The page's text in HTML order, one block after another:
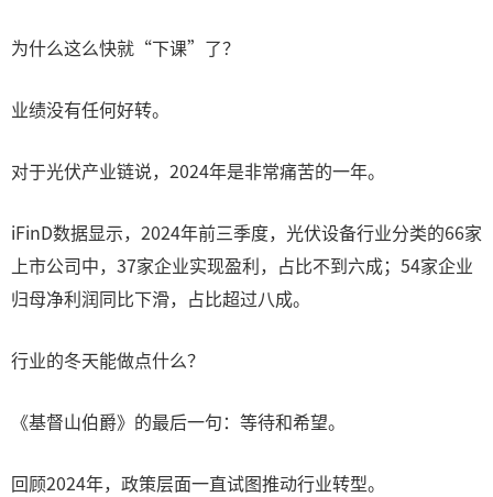
为什么这么快就“下课”了？
业绩没有任何好转。
对于光伏产业链说，2024年是非常痛苦的一年。
iFinD数据显示，2024年前三季度，光伏设备行业分类的66家
上市公司中，37家企业实现盈利，占比不到六成；54家企业
归母净利润同比下滑，占比超过八成。
行业的冬天能做点什么？
《基督山伯爵》的最后一句：等待和希望。
回顾2024年，政策层面一直试图推动行业转型。